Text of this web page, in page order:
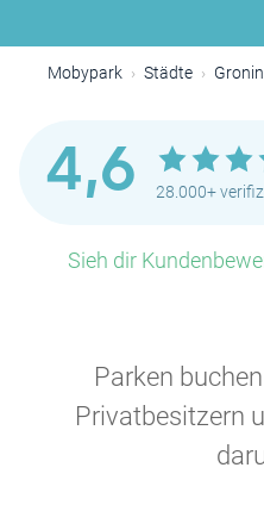
Mobypark Städte
4,6 28.000+
Sieh dir
Parken
Privatbesitzern